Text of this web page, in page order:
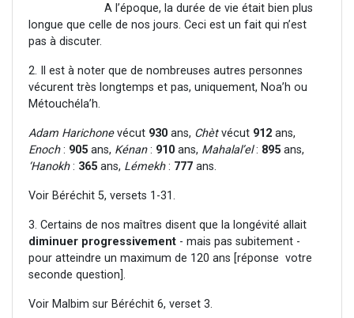
A l’époque, la durée de vie était bien plus
longue que celle de nos jours. Ceci est un fait qui n’est
pas à discuter.
2. Il est à noter que de nombreuses autres personnes
vécurent très longtemps et pas, uniquement, Noa’h ou
Métouchéla’h.
Adam Harichonevécut 930 ans, Chètvécut 912 ans,
Enoch: 905 ans, Kénan: 910 ans, Mahalal’el: 895 ans,
‘Hanokh: 365 ans, Lémekh: 777 ans.
Voir Béréchit 5, versets 1-31.
3. Certains de nos maîtres disent que la longévité allait
diminuer progressivement - mais pas subitement -
pour atteindre un maximum de 120 ans [réponse votre
seconde question].
Voir Malbim sur Béréchit 6, verset 3.